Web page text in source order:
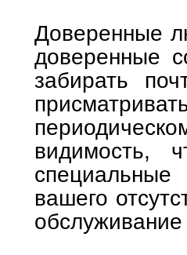
Доверенные
доверенные
забирать
видимость,
вашего